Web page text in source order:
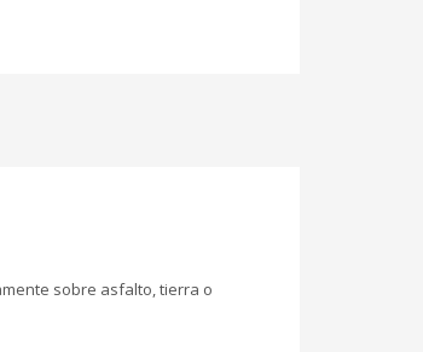
sobre asfalto, tierra o